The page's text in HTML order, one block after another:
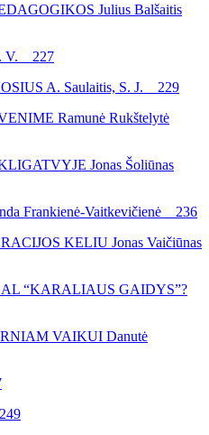
Julius Balšaitis
V. 227
A. Saulaitis, S. J. 229
Ramunė Rukštelytė
Jonas Šoliūnas
Frankienė-Vaitkevičienė 236
KELIU Jonas Vaičiūnas
“KARALIAUS GAIDYS”?
VAIKUI Danutė